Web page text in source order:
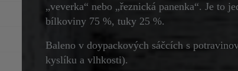
„veverka“ nebo „řeznická panenka“. Je to
bílkoviny 75 %, tuky 25 %.
Baleno v doypackových sáčcích s
kyslíku a vlhkosti).